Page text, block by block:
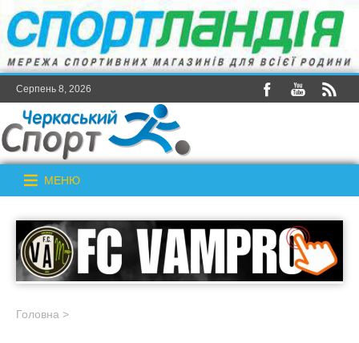
Серпень 8, 2026
МЕНЮ
Головна >